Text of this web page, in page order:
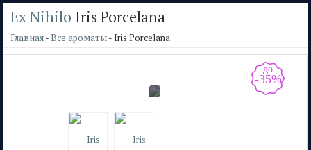
Ex Nihilo Iris Porcelana
Главная- Все ароматы- Iris Porcelana
до
-35%